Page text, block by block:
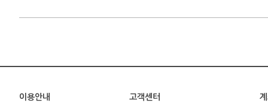
이용안내
고객센터